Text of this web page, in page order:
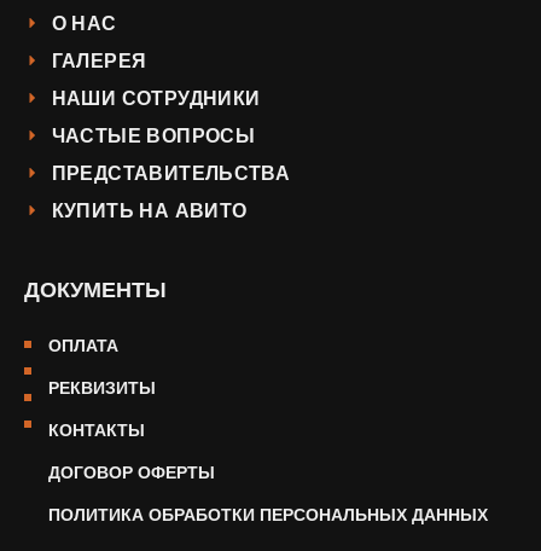
О НАС
ГАЛЕРЕЯ
НАШИ СОТРУДНИКИ
ЧАСТЫЕ ВОПРОСЫ
ПРЕДСТАВИТЕЛЬСТВА
КУПИТЬ НА АВИТО
ДОКУМЕНТЫ
ОПЛАТА
РЕКВИЗИТЫ
КОНТАКТЫ
ДОГОВОР ОФЕРТЫ
ПОЛИТИКА ОБРАБОТКИ ПЕРСОНАЛЬНЫХ ДАННЫХ